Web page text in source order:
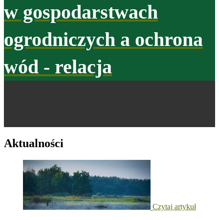
w gospodarstwach
ogrodniczych a ochrona
wód - relacja
Aktualności
Czytaj artykuł